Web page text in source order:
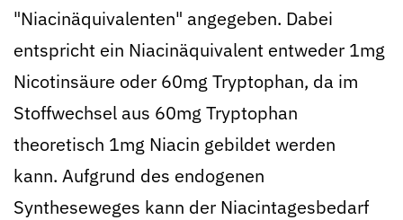
"Niacinäquivalenten" angegeben. Dabei
entspricht ein Niacinäquivalent entweder 1mg
Nicotinsäure oder 60mg Tryptophan, da im
Stoffwechsel aus 60mg Tryptophan
theoretisch 1mg Niacin gebildet werden
kann. Aufgrund des endogenen
Syntheseweges kann der Niacintagesbedarf